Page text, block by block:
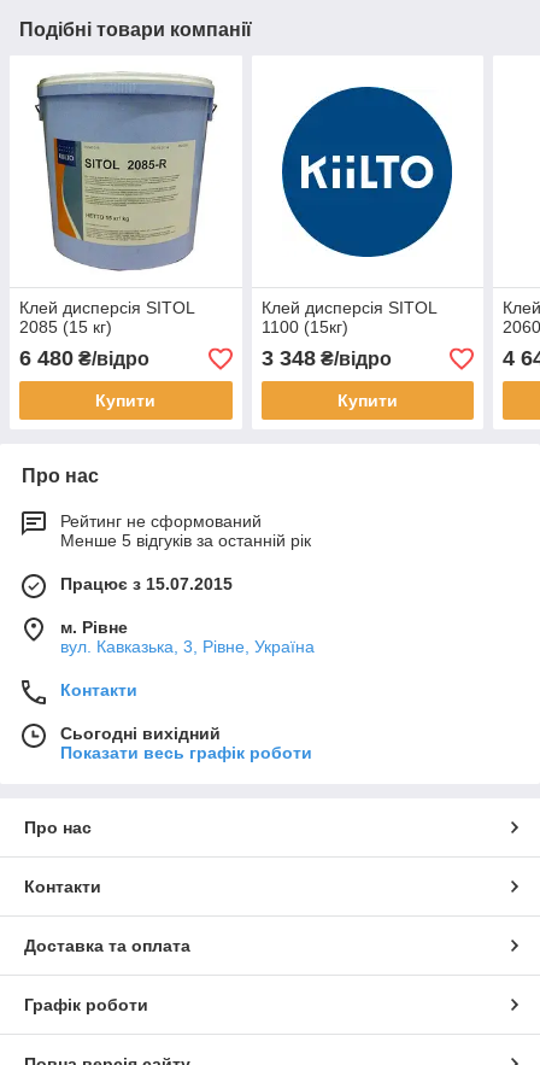
Подібні товари компанії
Клей дисперсія SITOL
2085 (15 кг)
6 480 ₴/відро
Купити
Клей дисперсія SITOL
1100 (15кг)
3 348₴/відро
Купити
4
Про нас
Рейтинг не сформований
Менше 5 відгуків за останній рік
Працює з 15.07.2015
м. Рівне
вул. Кавказька, 3, Рівне, Україна
Контакти
Сьогодні вихідний
Показати весь графік роботи
Про нас
Контакти
Доставка та оплата
Графік роботи